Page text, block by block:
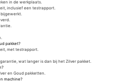
in de werkplaats.
inclusief een testrapport.
bijgewerkt.
pakket?
met testrapport.
wat langer is dan bij het Zilver pakket.
en Goud pakketten.
machine?